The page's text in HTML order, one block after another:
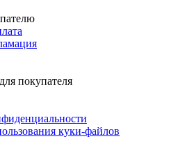
покупателя
куки-файлов